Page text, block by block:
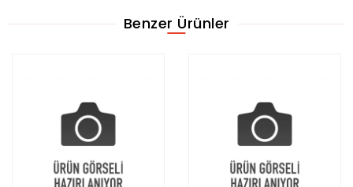
Benzer Ürünler